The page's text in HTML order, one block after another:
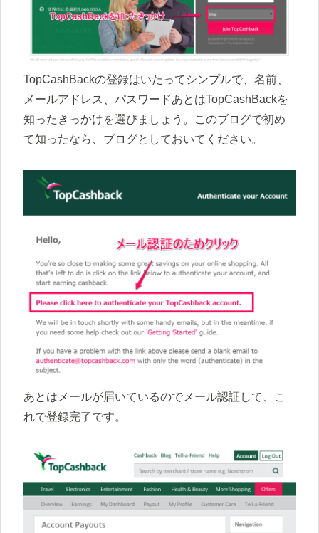
TopCashBackの登録はいたってシンプルで、名前、
メールアドレス、パスワードあとはTopCashBackを
知ったきっかけを選びましょう。このブログで初め
て知ったなら、ブログとしておいてください。
あとはメールが届いているのでメール認証して、こ
れで登録完了です。